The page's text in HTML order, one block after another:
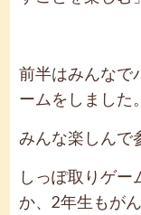
前半はみんなで
ームをしました。
みんな楽しんで
しっぽ取りゲー
か、2年生もが